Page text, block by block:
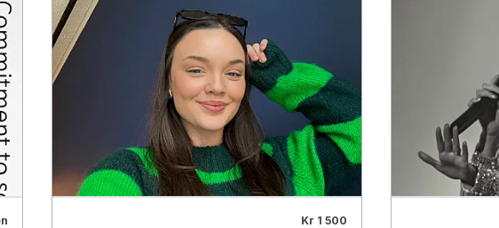
Kr 1 500